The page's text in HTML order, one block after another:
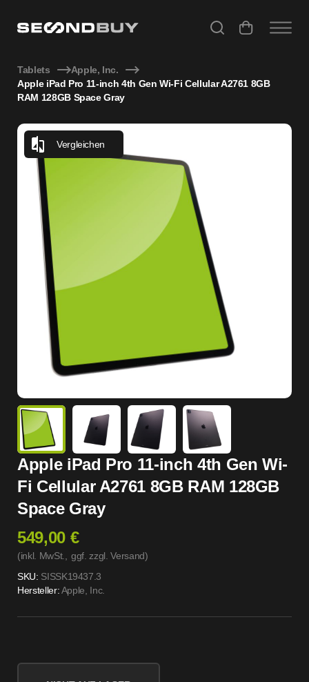
Tablets
Apple, Inc.
Apple iPad Pro 11-inch 4th Gen Wi-Fi Cellular A2761 8GB
RAM 128GB Space Gray
Vergleichen
Apple iPad Pro 11-inch 4th Gen Wi-
Fi Cellular A2761 8GB RAM 128GB
Space Gray
549,00 €
(inkl. MwSt., ggf. zzgl. Versand)
SKU: SISSK19437.3
Hersteller:Apple, Inc.